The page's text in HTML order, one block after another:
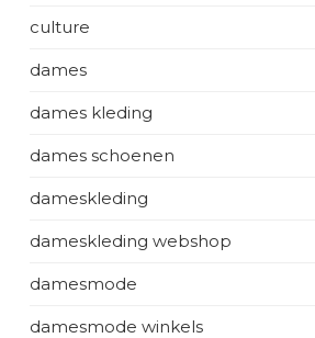
culture
dames
dames kleding
dames schoenen
dameskleding
dameskleding webshop
damesmode
damesmode winkels